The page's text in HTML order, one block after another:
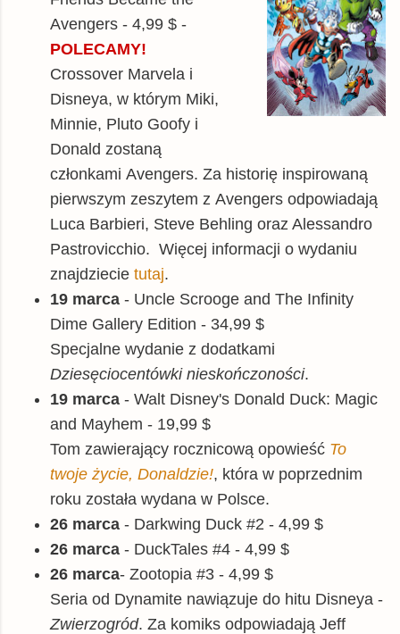
Avengers - 4,99 $ -
POLECAMY!
Crossover Marvela i
Disneya, w którym Miki,
Minnie, Pluto Goofy i
Donald zostaną
członkami Avengers. Za historię inspirowaną
pierwszym zeszytem z Avengers odpowiadają
Luca Barbieri, Steve Behling oraz Alessandro
Pastrovicchio. Więcej informacji o wydaniu
znajdziecie tutaj.
19 marca - Uncle Scrooge and The Infinity
Dime Gallery Edition - 34,99 $
Specjalne wydanie z dodatkami
Dziesęciocentówki nieskończoności.
19 marca - Walt Disney's Donald Duck: Magic
and Mayhem - 19,99 $
Tom zawierający rocznicową opowieść To
twoje życie, Donaldzie!, która w poprzednim
roku została wydana w Polsce.
26 marca - Darkwing Duck #2 - 4,99 $
26 marca - DuckTales #4 - 4,99 $
26 marca- Zootopia #3 - 4,99 $
Seria od Dynamite nawiązuje do hitu Disneya -
Zwierzogród. Za komiks odpowiadają Jeff